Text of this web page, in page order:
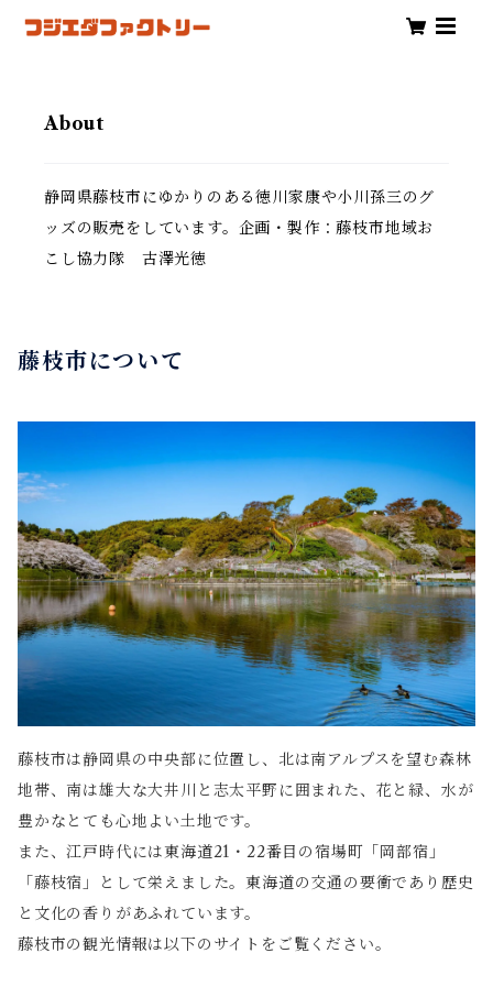
About
静岡県藤枝市にゆかりのある徳川家康や小川孫三のグ
ッズの販売をしています。企画・製作：藤枝市地域お
こし協力隊 古澤光徳
藤枝市について
藤枝市は静岡県の中央部に位置し、北は南アルプスを望む森林
地帯、南は雄大な大井川と志太平野に囲まれた、花と緑、水が
豊かなとても心地よい土地です。
また、江戸時代には東海道21・22番目の宿場町「岡部宿」
「藤枝宿」として栄えました。東海道の交通の要衝であり歴史
と文化の香りがあふれています。
藤枝市の観光情報は以下のサイトをご覧ください。